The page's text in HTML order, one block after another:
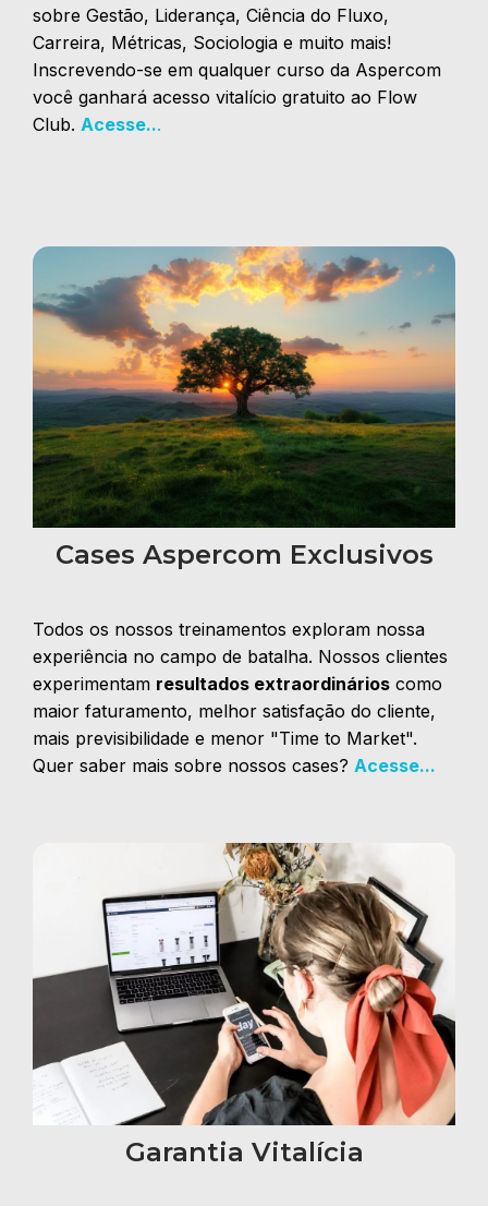
sobre Gestão, Liderança, Ciência do Fluxo,
Carreira, Métricas, Sociologia e muito mais!
Inscrevendo-se em qualquer curso da Aspercom
você ganhará acesso vitalício gratuito ao Flow
Club. Acesse...
Cases Aspercom Exclusivos
Todos os nossos treinamentos exploram nossa
experiência no campo de batalha. Nossos clientes
experimentam resultados extraordinários como
maior faturamento, melhor satisfação do cliente,
mais previsibilidade e menor "Time to Market".
Quer saber mais sobre nossos cases? Acesse...
Garantia Vitalícia